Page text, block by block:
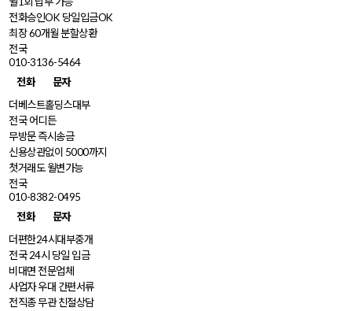
전화승인OK 당일입금OK
최장 60개월 분할상환
전국
010-3136-5464
전화
문자
더베스트홀딩스대부
전국 어디든
무방문 즉시송금
신용상관없이 5000까지
첫거래도 월변가능
전국
010-8382-0495
전화
문자
더편한24시대부중개
전국 24시 당일 입금
비대면 전문업체
사업자 우대 간편서류
전직종 무관 친절상담